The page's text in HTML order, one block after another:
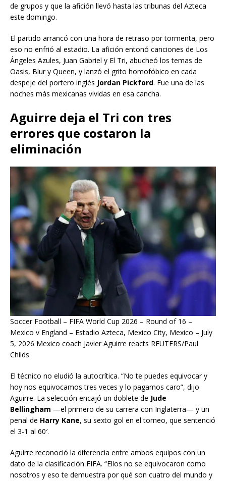
de grupos y que la afición llevó hasta las tribunas del Azteca
este domingo.
El partido arrancó con una hora de retraso por tormenta, pero
eso no enfrió al estadio. La afición entonó canciones de Los
Ángeles Azules, Juan Gabriel y El Tri, abucheó los temas de
Oasis, Blur y Queen, y lanzó el grito homofóbico en cada
despeje del portero inglés Jordan Pickford. Fue una de las
noches más mexicanas vividas en esa cancha.
Aguirre deja el Tri con tres
errores que costaron la
eliminación
Soccer Football – FIFA World Cup 2026 – Round of 16 –
Mexico v England – Estadio Azteca, Mexico City, Mexico – July
5, 2026 Mexico coach Javier Aguirre reacts REUTERS/Paul
Childs
El técnico no eludió la autocrítica. “No te puedes equivocar y
hoy nos equivocamos tres veces y lo pagamos caro”, dijo
Aguirre. La selección encajó un doblete de Jude
Bellingham —el primero de su carrera con Inglaterra— y un
penal de Harry Kane, su sexto gol en el torneo, que sentenció
el 3-1 al 60′.
Aguirre reconoció la diferencia entre ambos equipos con un
dato de la clasificación FIFA. “Ellos no se equivocaron como
nosotros y eso te demuestra por qué son cuatro del mundo y